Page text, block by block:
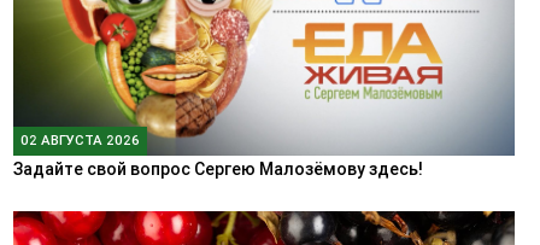
02 АВГУСТА 2026
Задайте свой вопрос Сергею Малозёмову здесь!